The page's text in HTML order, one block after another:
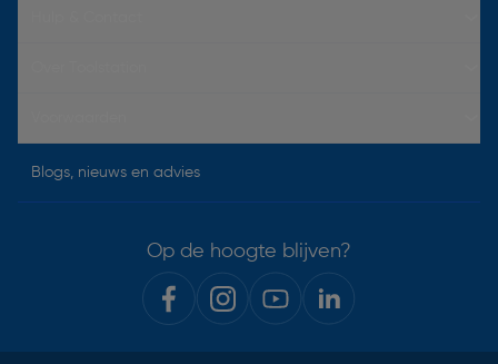
Blogs, nieuws en advies
Op de hoogte blijven?